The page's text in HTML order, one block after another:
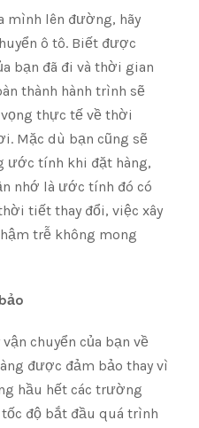
mình lên đường, hãy
ô tô. Biết được
bạn đã đi và thời gian
thành hành trình sẽ
thực tế về thời
Mặc dù bạn cũng sẽ
ước tính khi đặt hàng,
nhớ là ước tính đó có
tiết thay đổi, việc xây
trễ không mong
chuyển của bạn về
được đảm bảo thay vì
hầu hết các trường
độ bắt đầu quá trình